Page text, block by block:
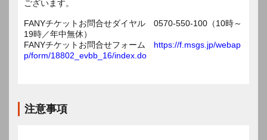
ございます。
FANYチケットお問合せダイヤル 0570-550-100（10時～
19時／年中無休）
FANYチケットお問合せフォーム https://f.msgs.jp/webap
p/form/18802_evbb_16/index.do
注意事項